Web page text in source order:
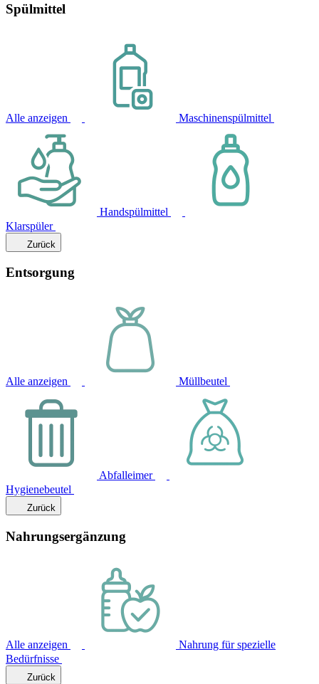
Spülmittel
Alle anzeigen Maschinenspülmittel
Handspülmittel
Klarspüler
Zurück
Entsorgung
Alle anzeigen Müllbeutel
Abfalleimer
Hygienebeutel
Zurück
Nahrungsergänzung
Alle anzeigen
Nahrung für spezielle
Bedürfnisse
Zurück